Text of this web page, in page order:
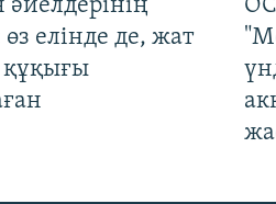
әйелдерінің
елінде де, жат
құқығы